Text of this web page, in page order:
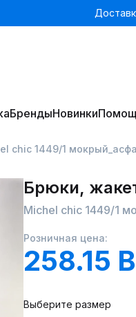
БрендыНовинки
chic 1449/1
Брюки,
Michel chic 1449/1
Розничная цена:
258.15
Выберите размер